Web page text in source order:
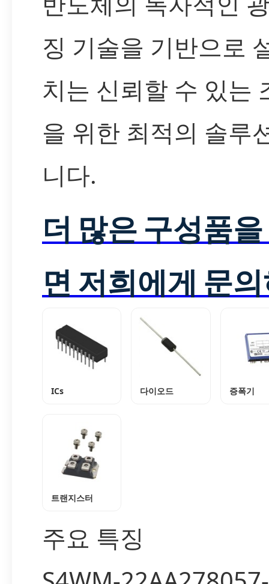
징 기술을 기반으로
치는 신뢰할 수 있는
을 위한 최적의 솔루
니다.
더 많은 구성품
면 저희에게 문
ICs 다이오드 증폭기
트랜지스터
주요 특징